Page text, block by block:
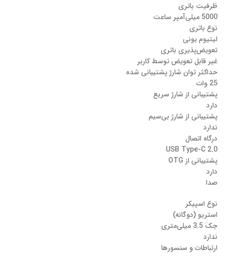
ظرفیت باتری
5000 میلی‌آمپر ساعت
نوع باتری
لیتیوم یونی
تعویض‌پذیری باتری
غیر قابل تعویض توسط کاربر
حداکثر توان شارژ پشتیبانی شده
25 وات
پشتیبانی از شارژ سریع
دارد
پشتیبانی از شارژ بی‌سیم
ندارد
درگاه اتصال
USB Type-C 2.0
پشتیبانی از OTG
دارد
صدا
نوع اسپیکر
استریو (دوگانه)
جک 3.5 میلی‌متری
ندارد
ارتباطات و سنسورها